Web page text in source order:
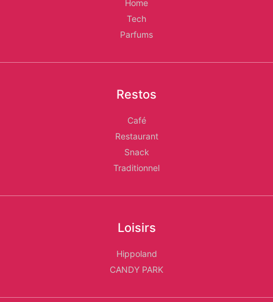
Home
Tech
Parfums
Restos
Café
Restaurant
Snack
Traditionnel
Loisirs
Hippoland
CANDY PARK